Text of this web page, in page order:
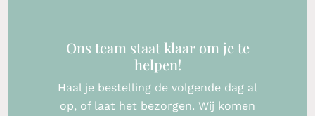
Ons team staat klaar om je te
helpen!
Haal je bestelling de volgende dag al
op, of laat het bezorgen. Wij komen